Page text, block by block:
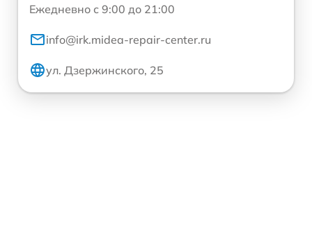
Ежедневно с 9:00 до 21:00
info@irk.midea-repair-center.ru
ул. Дзержинского, 25